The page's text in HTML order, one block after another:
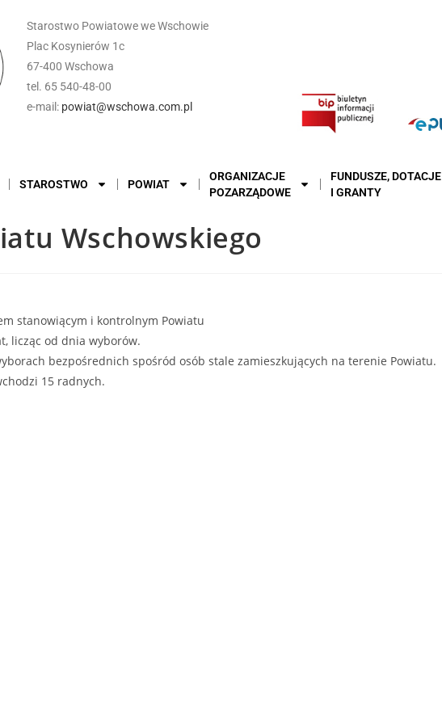
Starostwo Powiatowe we Wschowie
Plac Kosynierów 1c
67-400 Wschowa
tel. 65 540-48-00
e-mail: powiat@wschowa.com.pl
STAROSTWO POWIAT
ORGANIZACJE
POZARZĄDOWE
FUNDUSZE, DOTACJE
I GRANTY
Wschowskiego
stanowiącym i kontrolnym Powiatu
licząc od dnia wyborów.
bezpośrednich spośród osób stale zamieszkujących na terenie Powiatu.
15 radnych.